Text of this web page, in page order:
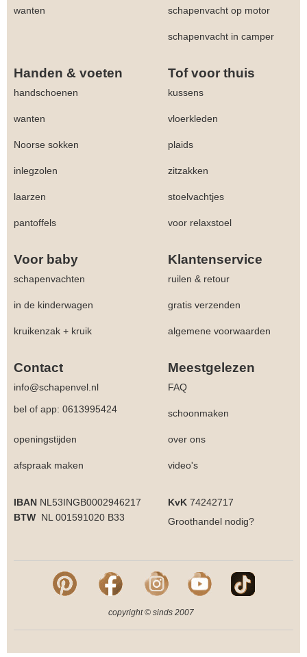
wanten schapenvacht op motor
schapenvacht in camper
Handen & voeten Tof voor thuis
handschoenen kussens
wanten vloerkleden
Noorse sokken plaids
inlegzolen zitzakken
laarzen stoelvachtjes
pantoffels voor relaxstoel
Voor baby Klantenservice
schapenvachten ruilen & retour
in de kinderwagen gratis verzenden
kruikenzak + kruik algemene voorwaarden
Contact Meestgelezen
info@schapenvel.nl
FAQ
bel of app: 0613995424
schoonmaken
openingstijden over ons
afspraak maken video's
IBAN NL53INGB0002946217 KvK 74242717
BTW NL 001591020 B33 Groothandel nodig?
copyright © sinds 2007